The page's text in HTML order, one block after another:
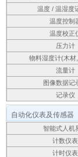
温度 / 温湿度
温度控制
温度校正
压力计
物料湿度计(木材
流量计
图像数据记
记录仪
自动化仪表及传感器
智能式人机
计数仪表
计时仪表